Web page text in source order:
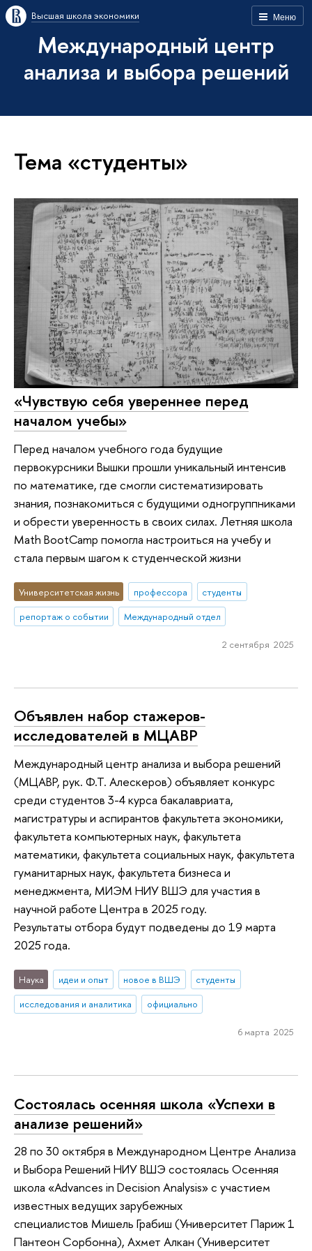
Меню
Высшая школа экономики
Международный центр
анализа и выбора решений
Тема «студенты»
«Чувствую себя увереннее перед
началом учебы»
Перед началом учебного года будущие
первокурсники Вышки прошли уникальный интенсив
по математике, где смогли систематизировать
знания, познакомиться с будущими одногруппниками
и обрести уверенность в своих силах. Летняя школа
Math BootCamp помогла настроиться на учебу и
стала первым шагом к студенческой жизни
Университетская жизнь профессора
студенты
репортаж о событии
Международный отдел
2 сентября 2025
Объявлен набор стажеров-
исследователей в МЦАВР
Международный центр анализа и выбора решений
(МЦАВР, рук. Ф.Т. Алескеров) объявляет конкурс
среди студентов 3-4 курса бакалавриата,
магистратуры и аспирантов факультета экономики,
факультета компьютерных наук, факультета
математики, факультета социальных наук, факультета
гуманитарных наук, факультета бизнеса и
менеджмента, МИЭМ НИУ ВШЭ для участия в
научной работе Центра в 2025 году.
Результаты отбора будут подведены до 19 марта
2025 года.
Наука идеи и опыт новое в ВШЭ
студенты
исследования и аналитика
официально
6 марта 2025
Состоялась осенняя школа «Успехи в
анализе решений»
28 по 30 октября в Международном Центре Анализа
и Выбора Решений НИУ ВШЭ состоялась Осенняя
школа «Advances in Decision Analysis» c участием
известных ведущих зарубежных
специалистов Мишель Грабиш (Университет Париж 1
Пантеон Сорбонна), Ахмет Алкан (Университет